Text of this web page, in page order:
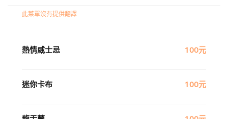
此菜單沒有提供翻譯
熱情威士忌 100元
迷你卡布 100元